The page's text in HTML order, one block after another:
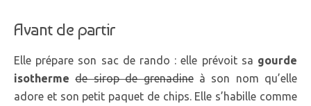
Avant de partir
Elle prépare son sac de rando : elle prévoit sa gourde
isotherme de sirop de grenadineà son nom qu’elle
adore et son petit paquet de chips. Elle s’habille comme